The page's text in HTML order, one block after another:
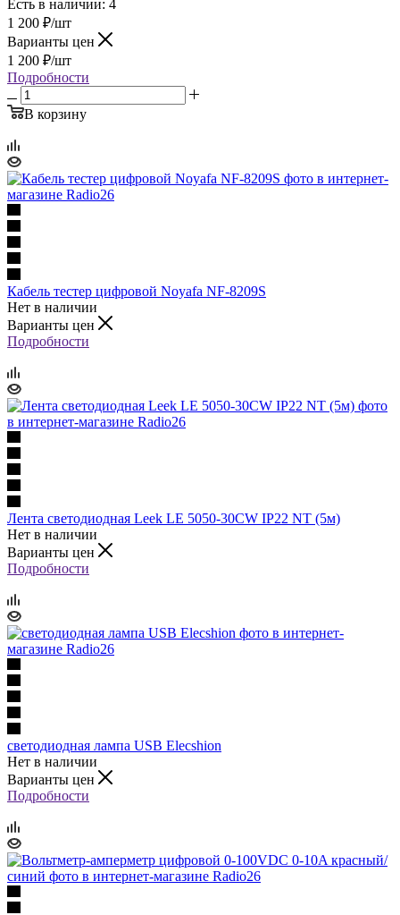
Есть в наличии: 4
1 200 ₽/шт
Варианты цен
1 200 ₽/шт
Подробности
В корзину
Кабель тестер цифровой Noyafa NF-8209S
Нет в наличии
Варианты цен
Подробности
Лента светодиодная Leek LE 5050-30CW IP22 NT (5м)
Нет в наличии
Варианты цен
Подробности
светодиодная лампа USB Elecshion
Нет в наличии
Варианты цен
Подробности